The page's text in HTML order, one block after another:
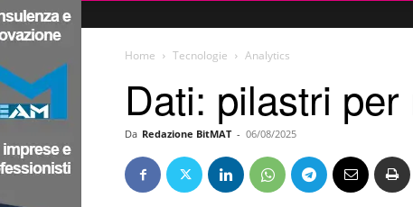
Home Tecnologie Analytics
Dati: pilastri
Da Redazione BitMAT - 06/08/2025